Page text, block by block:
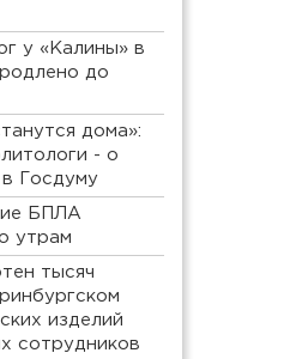
у «Калины» в
до
дома»:
- о
Госдуму
БПЛА
утрам
тысяч
изделий
сотрудников